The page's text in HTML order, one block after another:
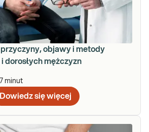
objawy i metody
dorosłych mężczyzn
7 minut
Dowiedz się więcej